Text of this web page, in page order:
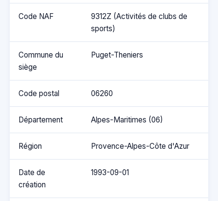
Code NAF
9312Z (Activités de clubs de
sports)
Commune du
siège
Puget-Theniers
Code postal 06260
Département Alpes-Maritimes (06)
Région Provence-Alpes-Côte d'Azur
Date de
création
1993-09-01